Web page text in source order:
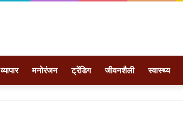
व्यापार मनोरंजन ट्रेंडिग जीवनशैली स्वास्थ्य